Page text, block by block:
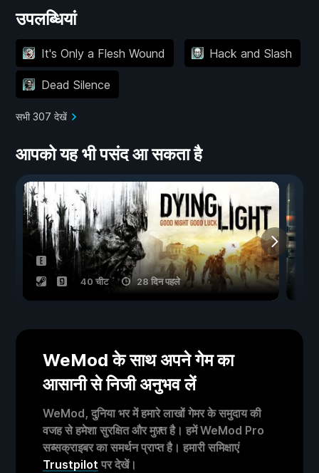
उपलब्धियां
It's Only a Flesh Wound Hack and Slash
Dead Silence
सभी 307 देखें
आपको यह भी पसंद आ सकता है
40 चीट 28 दिन पहले
WeMod के साथ अपने गेम का
आसानी से निजी अनुभव लें
WeMod, दुनिया भर में हमारे लाखों गेमर के समुदाय की
वजह से हमेशा सुरक्षित और मुफ़्त है। हमें WeMod Pro
सब्सक्राइबर का समर्थन प्राप्त है। हमारी समिक्षाएं
Trustpilot पर देखें।